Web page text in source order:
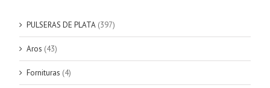
PULSERAS DE PLATA (397)
Aros (43)
Fornituras (4)